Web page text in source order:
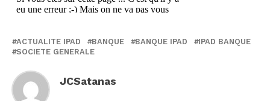
ACTUALITE IPAD BANQUE BANQUE IPAD
IPAD BANQUE
SOCIETE GENERALE
JCSatanas